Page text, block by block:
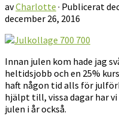
avCharlotte · Publicerat
december 26, 2016
Innan julen kom hade jag
heltidsjobb och en 25%
haft någon tid alls för
hjälpt till, vissa dagar har
julen i år också.